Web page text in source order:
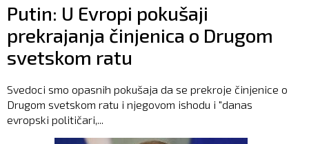
Putin: U Evropi pokušaji
prekrajanja činjenica o Drugom
svetskom ratu
Svedoci smo opasnih pokušaja da se prekroje činjenice o
Drugom svetskom ratu i njegovom ishodu i "danas
evropski političari,...